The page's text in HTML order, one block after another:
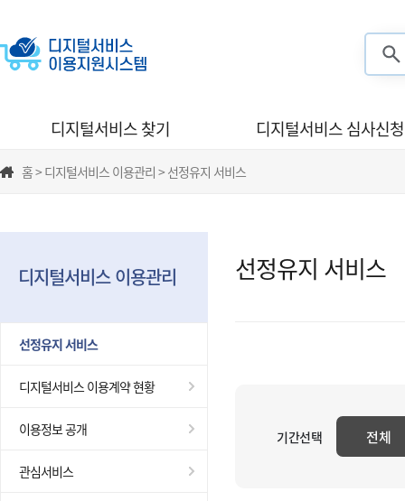
디지털서비스 찾기 디지털서비스 심사신청
홈 > 디지털서비스 이용관리 > 선정유지 서비스
디지털서비스 이용관리
선정유지 서비스
디지털서비스 이용계약 현황
이용정보 공개
관심서비스
선정유지 서비스
기간선택 전체